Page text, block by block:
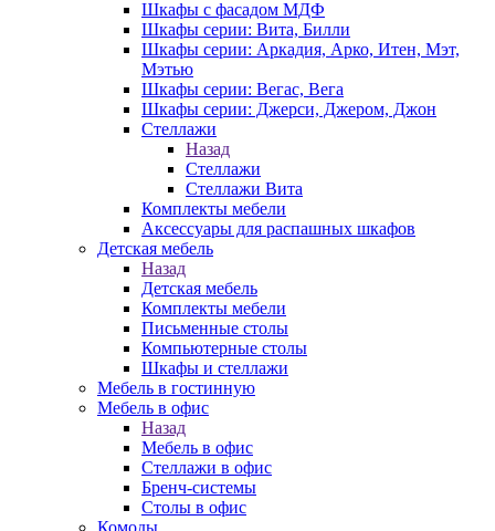
Шкафы с фасадом МДФ
Шкафы серии: Вита, Билли
Шкафы серии: Аркадия, Арко, Итен, Мэт,
Мэтью
Шкафы серии: Вегас, Вега
Шкафы серии: Джерси, Джером, Джон
Стеллажи
Назад
Стеллажи
Стеллажи Вита
Комплекты мебели
Аксессуары для распашных шкафов
Детская мебель
Назад
Детская мебель
Комплекты мебели
Письменные столы
Компьютерные столы
Шкафы и стеллажи
Мебель в гостинную
Мебель в офис
Назад
Мебель в офис
Стеллажи в офис
Бренч-системы
Столы в офис
Комоды